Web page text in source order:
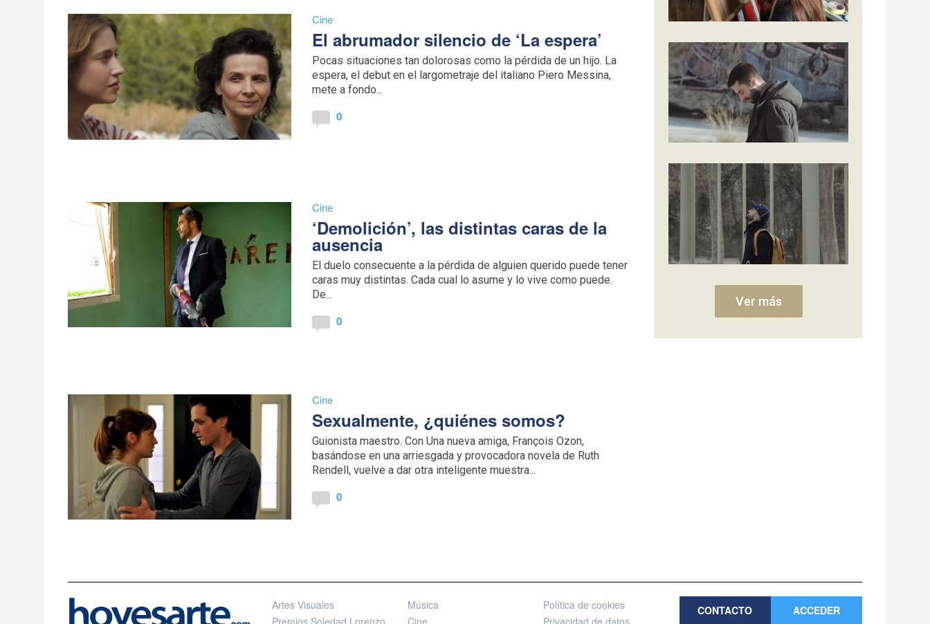
Cine
El abrumador silencio de ‘La espera’
Pocas situaciones tan dolorosas como la pérdida de un hijo. La
espera, el debut en el largometraje del italiano Piero Messina,
mete a fondo...
0
Cine
‘Demolición’, las distintas caras de la
ausencia
El duelo consecuente a la pérdida de alguien querido puede tener
caras muy distintas. Cada cual lo asume y lo vive como puede.
De...
0
Cine
Sexualmente, ¿quiénes somos?
Guionista maestro. Con Una nueva amiga, François Ozon,
basándose en una arriesgada y provocadora novela de Ruth
Rendell, vuelve a dar otra inteligente muestra...
0
Ver más
Artes Visuales
Premios Soledad Lorenzo
Música
Cine
Política de cookies
Privacidad de datos
CONTACTO ACCEDER